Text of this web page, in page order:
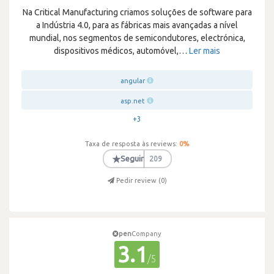
Na Critical Manufacturing criamos soluções de software para
a Indústria 4.0, para as fábricas mais avançadas a nível
mundial, nos segmentos de semicondutores, electrónica,
dispositivos médicos, automóvel,… Ler mais
angular
asp.net
+3
Taxa de resposta às reviews: 0%
★Seguir 209
Pedir review (0)
penCompany
3.1 /5